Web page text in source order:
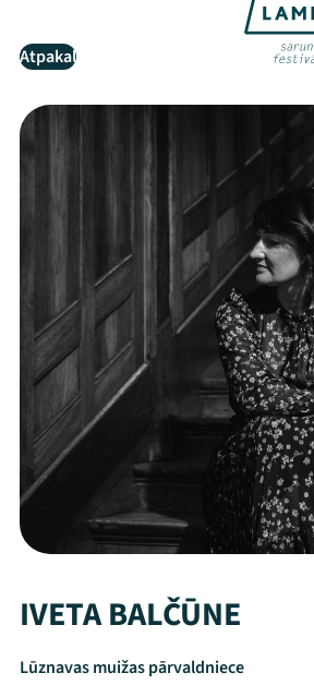
Atpakaļ
IVETA BALČŪNE
Lūznavas muižas pārvaldniece